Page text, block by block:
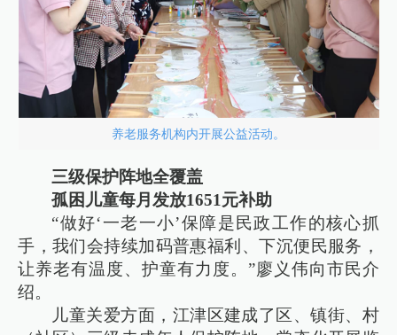
养老服务机构内开展公益活动。
三级保护阵地全覆盖
孤困儿童每月发放1651元补助
“做好‘一老一小’保障是民政工作的核心抓
手，我们会持续加码普惠福利、下沉便民服务，
让养老有温度、护童有力度。”廖义伟向市民介
绍。
儿童关爱方面，江津区建成了区、镇街、村